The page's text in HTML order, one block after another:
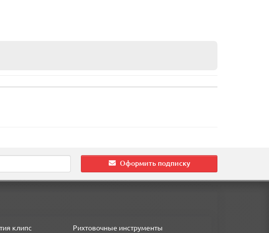
Оформить подписку
клипс
Рихтовочные инструменты